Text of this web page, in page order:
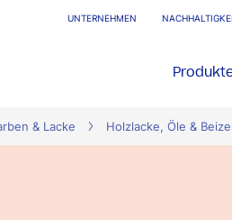
UNTERNEHMEN
& Lacke Holzlacke, Öle &